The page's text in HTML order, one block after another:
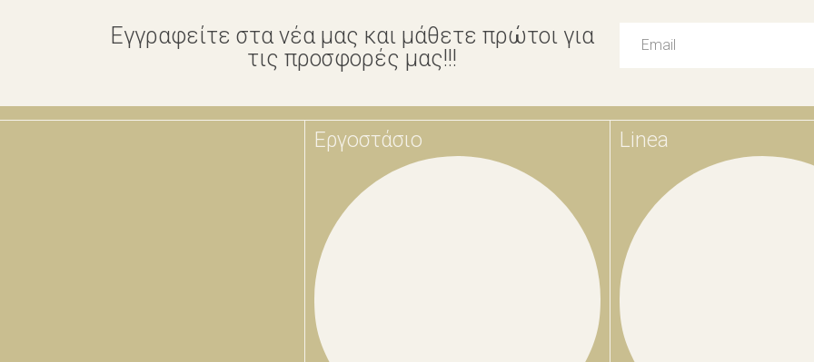
Εγγραφείτε στα νέα μας και μάθετε πρώτοι για
τις προσφορές μας!!!
Εργοστάσιο Linea